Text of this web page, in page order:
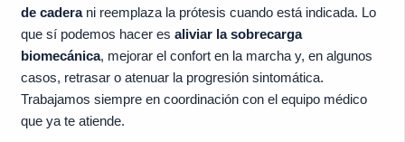
de caderani reemplaza la prótesis cuando está indicada. Lo
que sí podemos hacer es aliviar la sobrecarga
biomecánica, mejorar el confort en la marcha y, en algunos
casos, retrasar o atenuar la progresión sintomática.
Trabajamos siempre en coordinación con el equipo médico
que ya te atiende.